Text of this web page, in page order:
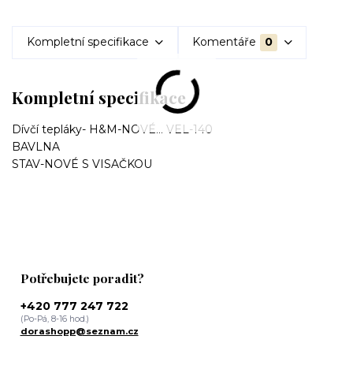
Kompletní specifikace Komentáře 0
Kompletní specifikace
Dívčí tepláky- H&M-NOVÉ... VEL-140
BAVLNA
STAV-NOVÉ S VISAČKOU
Potřebujete poradit?
+420 777 247 722
(Po-Pá, 8-16 hod.)
dorashopp@seznam.cz